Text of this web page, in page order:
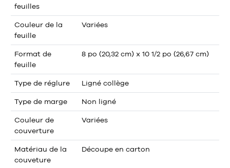
feuilles
Couleur de la
feuille
Variées
Format de
feuille
8 po (20,32 cm) x 10 1/2 po (26,67 cm)
Type de réglure Ligné collège
Type de marge Non ligné
Couleur de
couverture
Variées
Matériau de la
couveture
Découpe en carton